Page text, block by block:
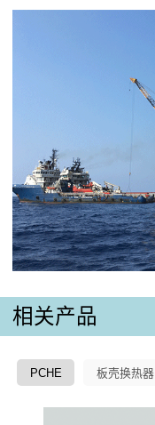
相关产品
PCHE 板壳换热器